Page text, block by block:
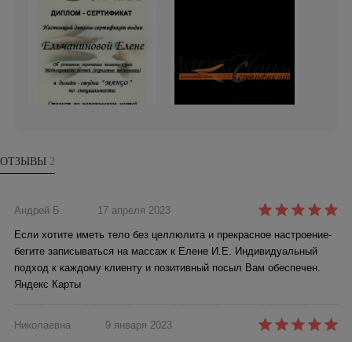
ОТЗЫВЫ 2
Андрей Б. 17 апреля 2023
Если хотите иметь тело без целлюлита и прекрасное настроение-
бегите записываться на массаж к Елене И.Е. Индивидуальный
подход к каждому клиенту и позитивный посыл Вам обеспечен.
Яндекс Карты
Николаевна 9 января 2023